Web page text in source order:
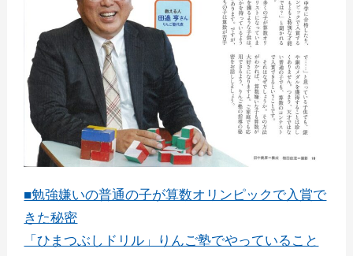
■勉強嫌いの普通の子が算数オリンピックで入賞で
きた秘密
「ひまつぶしドリル」りんご塾でやっていること